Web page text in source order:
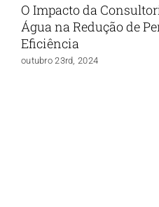
O Impacto da
Água na Redução de
Eficiência
outubro 23rd, 2024